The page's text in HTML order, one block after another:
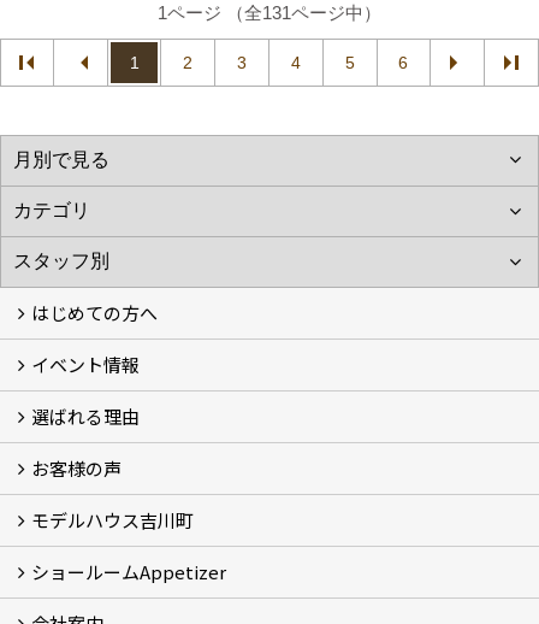
1ページ （全131ページ中）
1 2 3 4 5 6
はじめての方へ
フォトギャラリー
性能について
自然素材のお家
オーナー様のおうち訪問
イベント情報
イベント情報
選ばれる理由
5つのやさしさ宣言
3つのプロ宣言
お家づくりスケジュール
お客様の声
お客様の声
モデルハウス吉川町
吉川町モデルハウス
ショールームAppetizer